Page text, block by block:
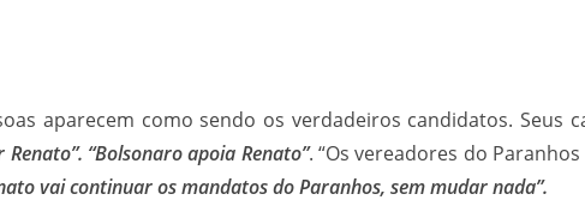
aparecem como sendo os verdadeiros candidatos. Seus
“Bolsonaro apoia Renato”. “Os vereadores do
vai continuar os mandatos do Paranhos, sem mudar nada”.